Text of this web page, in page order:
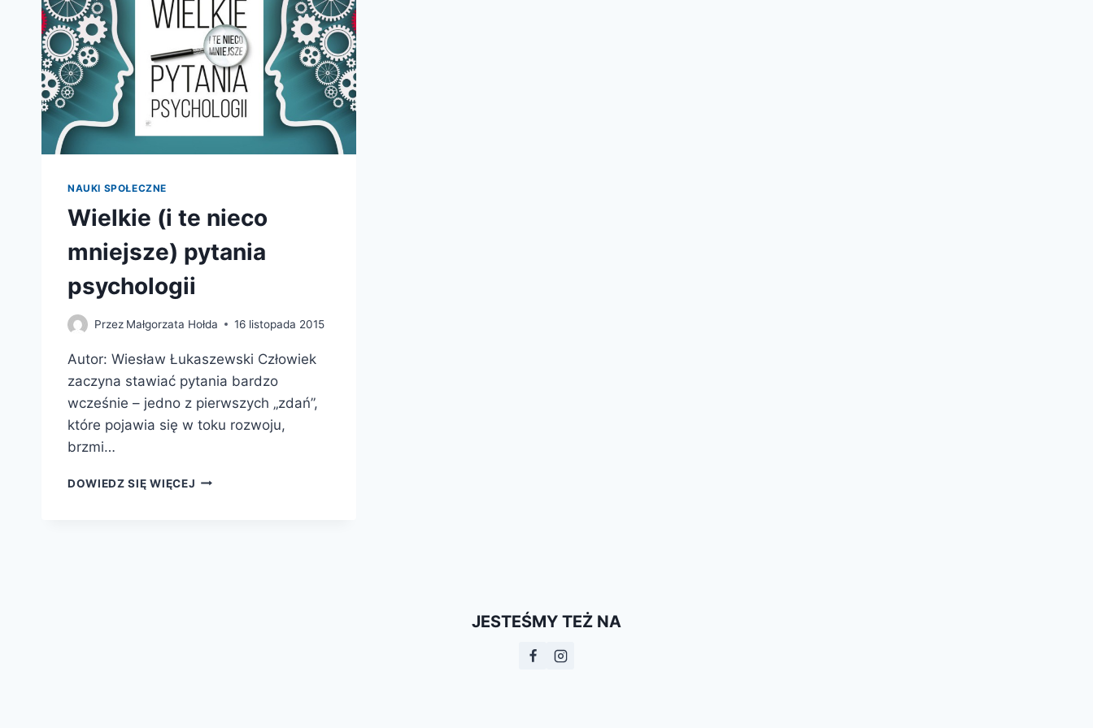
NAUKI SPOŁECZNE
Wielkie (i te nieco
mniejsze) pytania
psychologii
Przez Małgorzata Hołda 16 listopada 2015
Autor: Wiesław Łukaszewski Człowiek
zaczyna stawiać pytania bardzo
wcześnie – jedno z pierwszych „zdań”,
które pojawia się w toku rozwoju,
brzmi…
DOWIEDZ SIĘ WIĘCEJ WIELKIE
JESTEŚMY TEŻ NA